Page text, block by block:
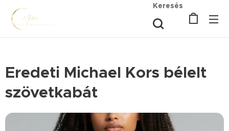
Keresés
Eredeti Michael Kors bélelt
szövetkabát